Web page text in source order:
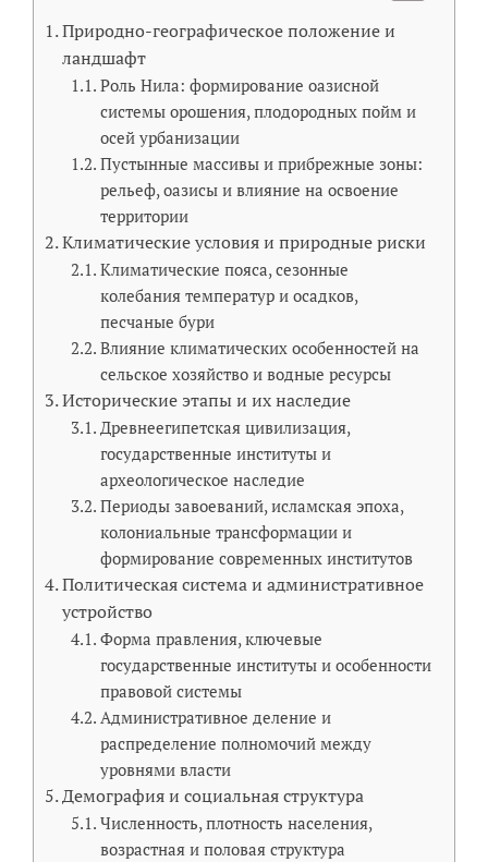
Природно-географическое положение и
ландшафт
Роль Нила: формирование оазисной
системы орошения, плодородных пойм и
осей урбанизации
Пустынные массивы и прибрежные зоны:
рельеф, оазисы и влияние на освоение
территории
Климатические условия и природные риски
Климатические пояса, сезонные
колебания температур и осадков,
песчаные бури
Влияние климатических особенностей на
сельское хозяйство и водные ресурсы
Исторические этапы и их наследие
Древнеегипетская цивилизация,
государственные институты и
археологическое наследие
Периоды завоеваний, исламская эпоха,
колониальные трансформации и
формирование современных институтов
Политическая система и административное
устройство
Форма правления, ключевые
государственные институты и особенности
правовой системы
Административное деление и
распределение полномочий между
уровнями власти
Демография и социальная структура
Численность, плотность населения,
возрастная и половая структура